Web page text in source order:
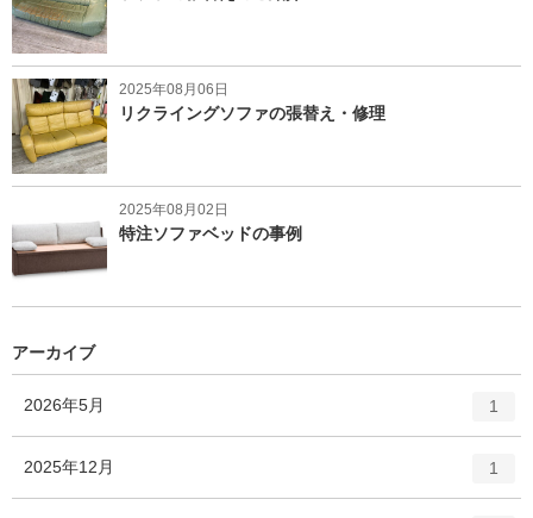
2025年08月06日
リクライングソファの張替え・修理
2025年08月02日
特注ソファベッドの事例
アーカイブ
2026年5月
リ
ー
1
2025年12月 1